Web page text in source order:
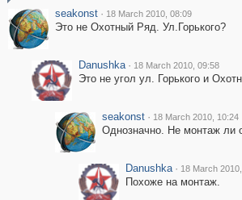
seakonst · 18 March 2010, 08:09
Это не Охотный Ряд. Ул.Горького?
Danushka · 18 March 2010, 09:58
Это не угол ул. Горького и
seakonst · 18 March 2010, 10:24
Однозначно. Не монтаж ли
Danushka · 18 March
Похоже на монтаж.